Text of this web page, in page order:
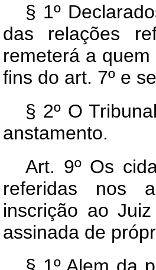
§ 1º
das relações
remeterá a
fins do art. 7º e
§ 2º O
anstamento.
Art. 9º Os
referidas nos
inscrição ao
assinada de